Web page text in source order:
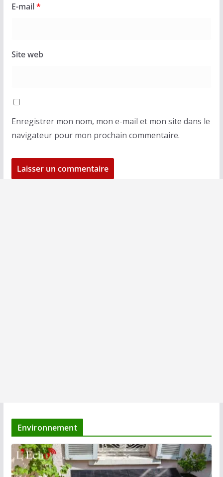
E-mail*
Site web
Enregistrer mon nom, mon e-mail et mon site dans le
navigateur pour mon prochain commentaire.
Environnement